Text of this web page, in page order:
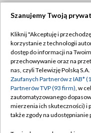
Abonament TVP
Emisja w TVP
Centrum informacji
Naziemna Telewizja
Szanujemy Twoją
Kliknij "Akceptuję i
korzystanie z technologii
dostęp do informacji na
przechowywanie oraz na
nas, czyli Telewizję Polską
Zaufanych Partnerów z IAB*
Partnerów TVP (93 firm), w
zautomatyzowanego
mierzenia ich skuteczności) i
także zgody na udostępnianie